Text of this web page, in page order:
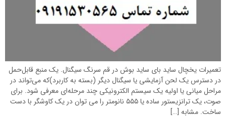
تعمیرات یخچال ساید بای ساید بوش در قم سرنگ سیگنال. یک منبع قابل‌حمل
در دسترس یک لحن آزمایشی یا سیگنال دیگر (بسته به کاربرد)که می‌تواند در
مراحل میانی یا اولیه یک سیستم الکترونیکی چند مرحله‌ای معرفی شود. برای
صوت، یک ترانزیستور ساده یا ۵۵۵ نانومتر را می توان در یک کاوشگر با دست
ساخت. مشابه […]